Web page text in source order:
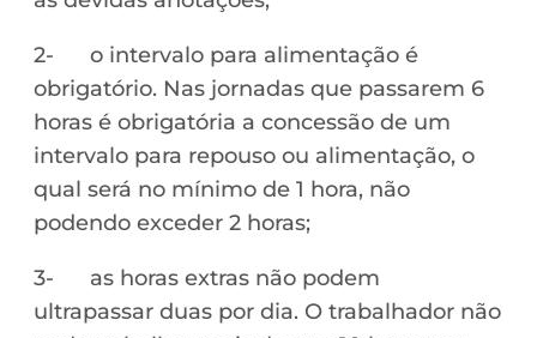
2- o intervalo para alimentação é
obrigatório. Nas jornadas que passarem 6
horas é obrigatória a concessão de um
intervalo para repouso ou alimentação, o
qual será no mínimo de 1 hora, não
podendo exceder 2 horas;
3- as horas extras não podem
ultrapassar duas por dia. O trabalhador não